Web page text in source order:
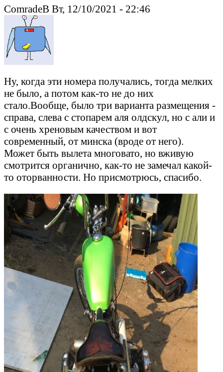
ComradeB Вт, 12/10/2021 - 22:46
Ну, когда эти номера получались, тогда мелких
не было, а потом как-то не до них
стало.Вообще, было три варианта размещения -
справа, слева с стопарем аля олдскул, но с али и
с очень хреновым качеством и вот
современный, от минска (вроде от него).
Может быть вылета многовато, но вживую
смотрится органично, как-то не замечал какой-
то оторванности. Но присмотрюсь, спасибо.